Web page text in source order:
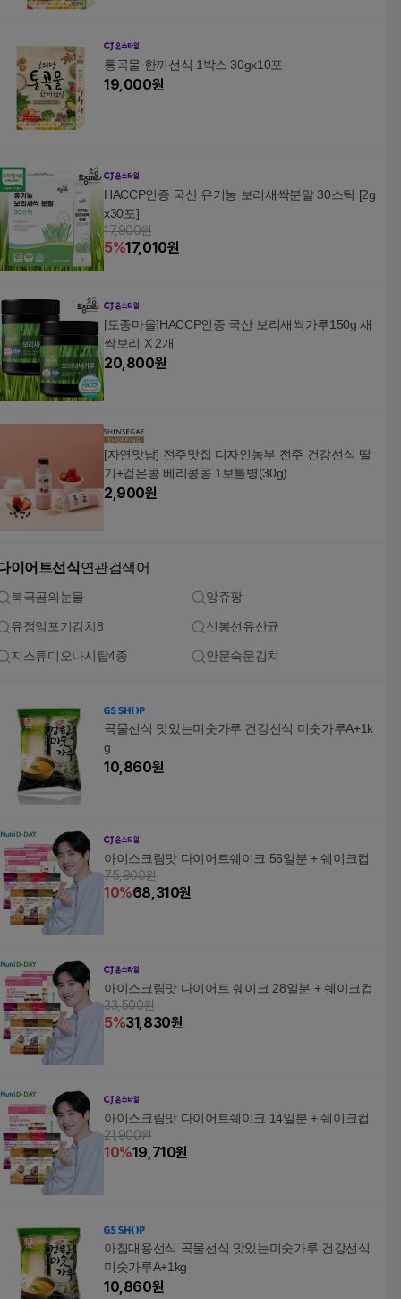
통곡물 한끼선식 1박스 30gx10포
19,000원
HACCP인증 국산 유기농 보리새싹분말 30스틱 [2g
x30포]
17,900원
5%17,010원
[토종마을]HACCP인증 국산 보리새싹가루150g 새
싹보리 X 2개
20,800원
[자연맛남] 전주맛집 디자인농부 전주 건강선식 딸
기+검은콩 베리콩콩 1보틀병(30g)
2,900원
이어트선식연관검색어
북극곰의눈물 앙쥬팡
유정임포기김치8 신봉선유산균
지스튜디오나시탑4종 안문숙문김치
곡물선식 맛있는미숫가루 건강선식 미숫가루A+1k
g
10,860원
아이스크림맛 다이어트쉐이크 56일분 + 쉐이크컵
75,900원
10%68,310원
아이스크림맛 다이어트 쉐이크 28일분 + 쉐이크컵
33,500원
5%31,830원
아이스크림맛 다이어트쉐이크 14일분 + 쉐이크컵
21,900원
10%19,710원
아침대용선식 곡물선식 맛있는미숫가루 건강선식
미숫가루A+1kg
10,860원